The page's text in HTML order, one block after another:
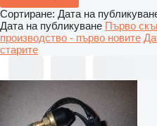
Сортиране: Дата на
Дата на публикуване Първо
производство - първо новите
старите